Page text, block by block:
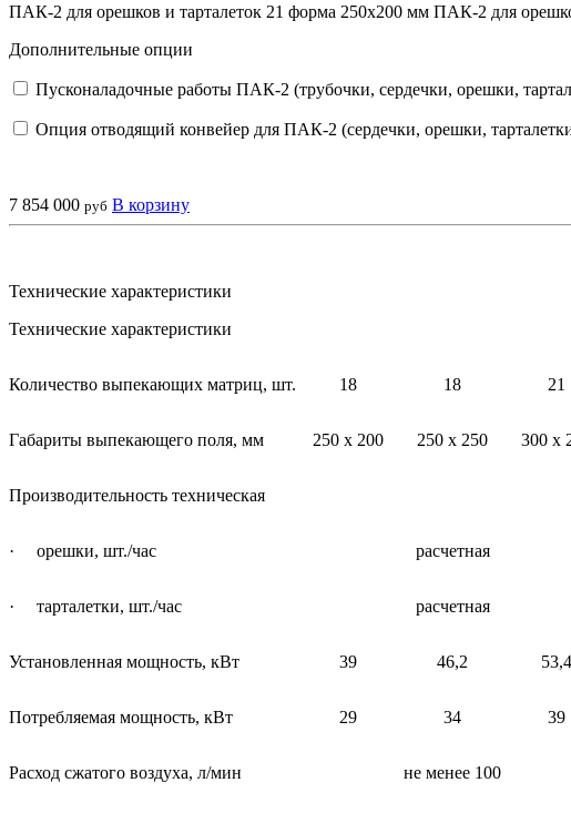
ПАК-2 для орешков и тарталеток 21 форма 250х200 мм ПАК-2 для
Дополнительные опции
Пусконаладочные работы ПАК-2 (трубочки, сердечки, орешки,
Опция отводящий конвейер для ПАК-2 (сердечки, орешки,
7 854 000 руб В корзину
Технические характеристики
Технические характеристики
Количество выпекающих матриц, шт. 18 18 21
Габариты выпекающего поля, мм 250 х 200 250 х 250 300 х
Производительность техническая
· орешки, шт./час расчетная
· тарталетки, шт./час расчетная
Установленная мощность, кВт 39 46,2 53,4
Потребляемая мощность, кВт 29 34 39
Расход сжатого воздуха, л/мин не менее 100